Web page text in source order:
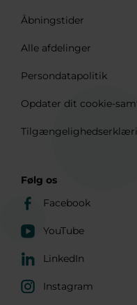
Åbningstider
Alle afdelinger
Persondatapolitik
Opdater dit cookie-
Følg os
Facebook
YouTube
LinkedIn
Instagram